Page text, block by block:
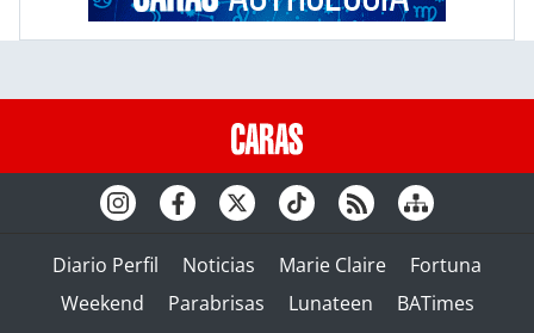
Diario Perfil Noticias Marie Claire
Fortuna
Weekend
Parabrisas Lunateen BATimes